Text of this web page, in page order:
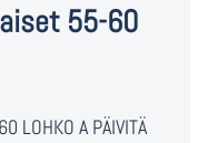
55-60
LOHKO A PÄIVITÄ